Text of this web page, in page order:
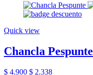
Quick view
Chancla Pespunte
$ 4.900 $ 2.338